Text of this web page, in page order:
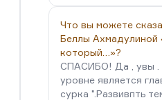
Что вы можете
Беллы Ахмадулиной
который…»?
СПАСИБО! Да , увы .
уровне является
сурка ".Развивпть